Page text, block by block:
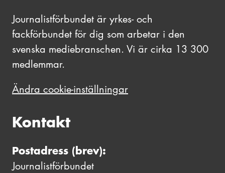
Journalistförbundet är yrkes- och
fackförbundet för dig som arbetar i den
svenska mediebranschen. Vi är cirka 13 300
medlemmar.
Ändra cookie-inställningar
Kontakt
Postadress (brev):
Journalistförbundet